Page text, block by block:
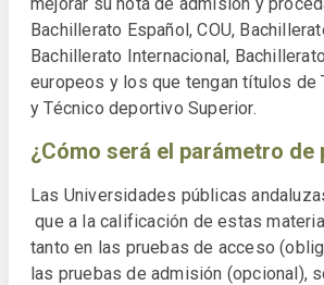
Bachillerato Español, COU,
Bachillerato Internacional,
europeos y los que tengan títulos de
y Técnico deportivo Superior.
¿Cómo será el parámetro de
Las Universidades públicas
que a la calificación de estas
tanto en las pruebas de acceso
las pruebas de admisión (opcional),